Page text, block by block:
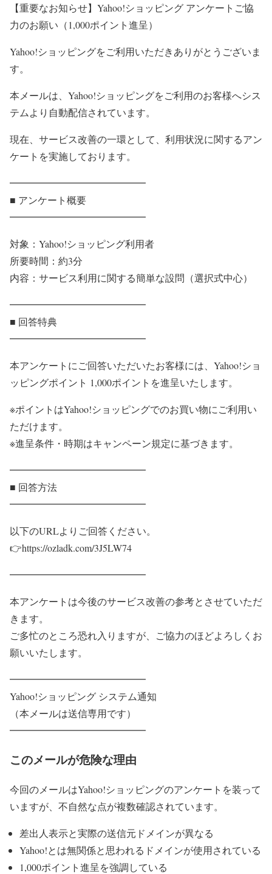
【重要なお知らせ】Yahoo!ショッピング アンケートご協
力のお願い（1,000ポイント進呈）
Yahoo!ショッピングをご利用いただきありがとうございま
す。
本メールは、Yahoo!ショッピングをご利用のお客様へシス
テムより自動配信されています。
現在、サービス改善の一環として、利用状況に関するアン
ケートを実施しております。
━━━━━━━━━━━━━━
■ アンケート概要
━━━━━━━━━━━━━━
対象：Yahoo!ショッピング利用者
所要時間：約3分
内容：サービス利用に関する簡単な設問（選択式中心）
━━━━━━━━━━━━━━
■ 回答特典
━━━━━━━━━━━━━━
本アンケートにご回答いただいたお客様には、Yahoo!ショ
ッピングポイント 1,000ポイントを進呈いたします。
※ポイントはYahoo!ショッピングでのお買い物にご利用い
ただけます。
※進呈条件・時期はキャンペーン規定に基づきます。
━━━━━━━━━━━━━━
■ 回答方法
━━━━━━━━━━━━━━
以下のURLよりご回答ください。
👉https://ozladk.com/3J5LW74
━━━━━━━━━━━━━━
本アンケートは今後のサービス改善の参考とさせていただ
きます。
ご多忙のところ恐れ入りますが、ご協力のほどよろしくお
願いいたします。
━━━━━━━━━━━━━━
Yahoo!ショッピング システム通知
（本メールは送信専用です）
━━━━━━━━━━━━━━
このメールが危険な理由
今回のメールはYahoo!ショッピングのアンケートを装って
いますが、不自然な点が複数確認されています。
差出人表示と実際の送信元ドメインが異なる
Yahoo!とは無関係と思われるドメインが使用されている
1,000ポイント進呈を強調している